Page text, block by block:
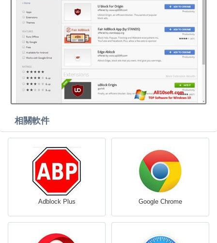
相關軟件
Adblock Plus Google Chrome